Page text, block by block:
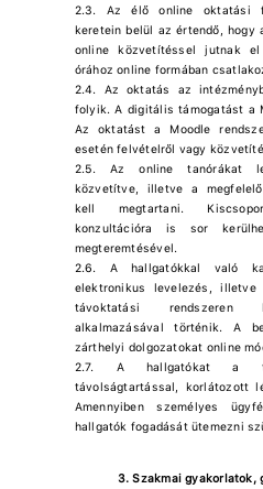
2.3. Az élő online oktatási
keretein belül az értendő, hogy
online közvetítéssel jutnak
órához online formában
2.4. Az oktatás az
folyik. A digitális támogatást a
Az oktatást a Moodle
esetén felvételről vagy
2.5. Az online tanórákat
közvetítve, illetve a
kell megtartani.
konzultációra is sor
megteremtésével.
2.6. A hallgatókkal való
elektronikus levelezés,
távoktatási rendszeren
alkalmazásával történik. A
zárthelyi dolgozatokat online
2.7. A hallgatókat a
távolságtartással, korlátozott
Amennyiben személyes
hallgatók fogadását ütemezni
3. Szakmai gyakorlatok,